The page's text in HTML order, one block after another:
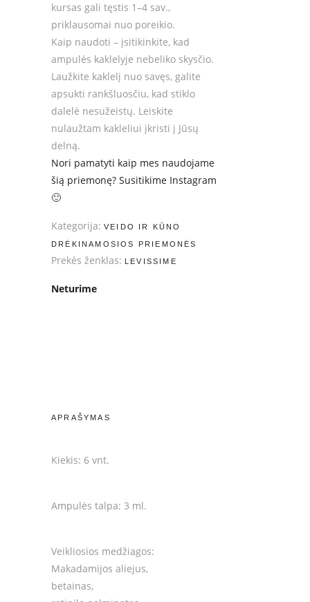
kursas gali tęstis 1–4 sav.,
priklausomai nuo poreikio.
Kaip naudoti – įsitikinkite, kad
ampulės kaklelyje nebeliko skysčio.
Laužkite kaklelį nuo savęs, galite
apsukti rankšluosčiu, kad stiklo
dalelė nesužeistų. Leiskite
nulaužtam kakleliui įkristi į Jūsų
delną.
Nori pamatyti kaip mes naudojame
šią priemonę? Susitikime Instagram
🙂
Kategorija: VEIDO IR KŪNO
DRĖKINAMOSIOS PRIEMONĖS
Prekės ženklas: LEVISSIME
Neturime
APRAŠYMAS
Kiekis: 6 vnt.
Ampulės talpa: 3 ml.
Veikliosios medžiagos:
Makadamijos aliejus,
betainas,